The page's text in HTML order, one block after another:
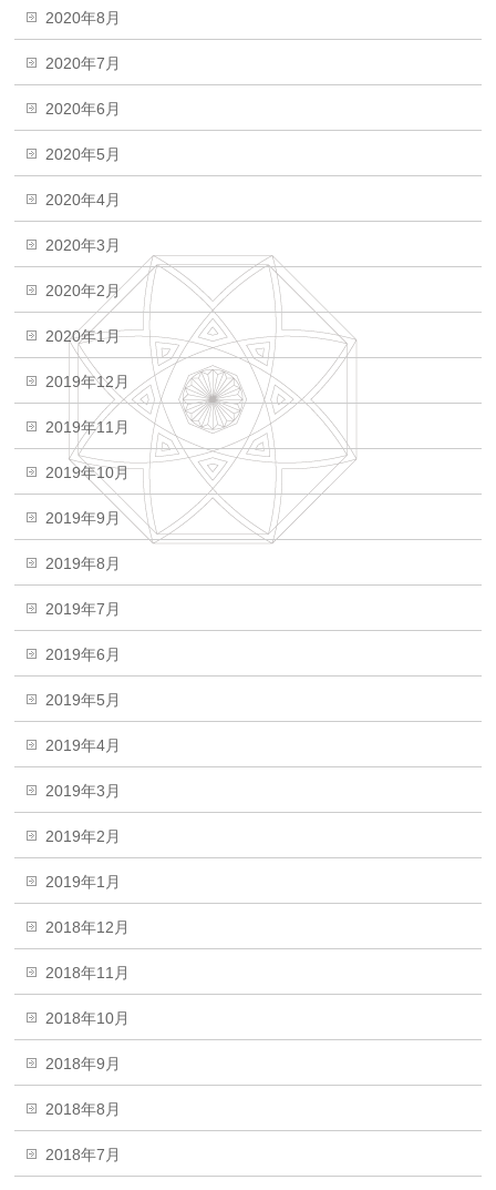
2020年8月
2020年7月
2020年6月
2020年5月
2020年4月
2020年3月
2020年2月
2020年1月
2019年12月
2019年11月
2019年10月
2019年9月
2019年8月
2019年7月
2019年6月
2019年5月
2019年4月
2019年3月
2019年2月
2019年1月
2018年12月
2018年11月
2018年10月
2018年9月
2018年8月
2018年7月